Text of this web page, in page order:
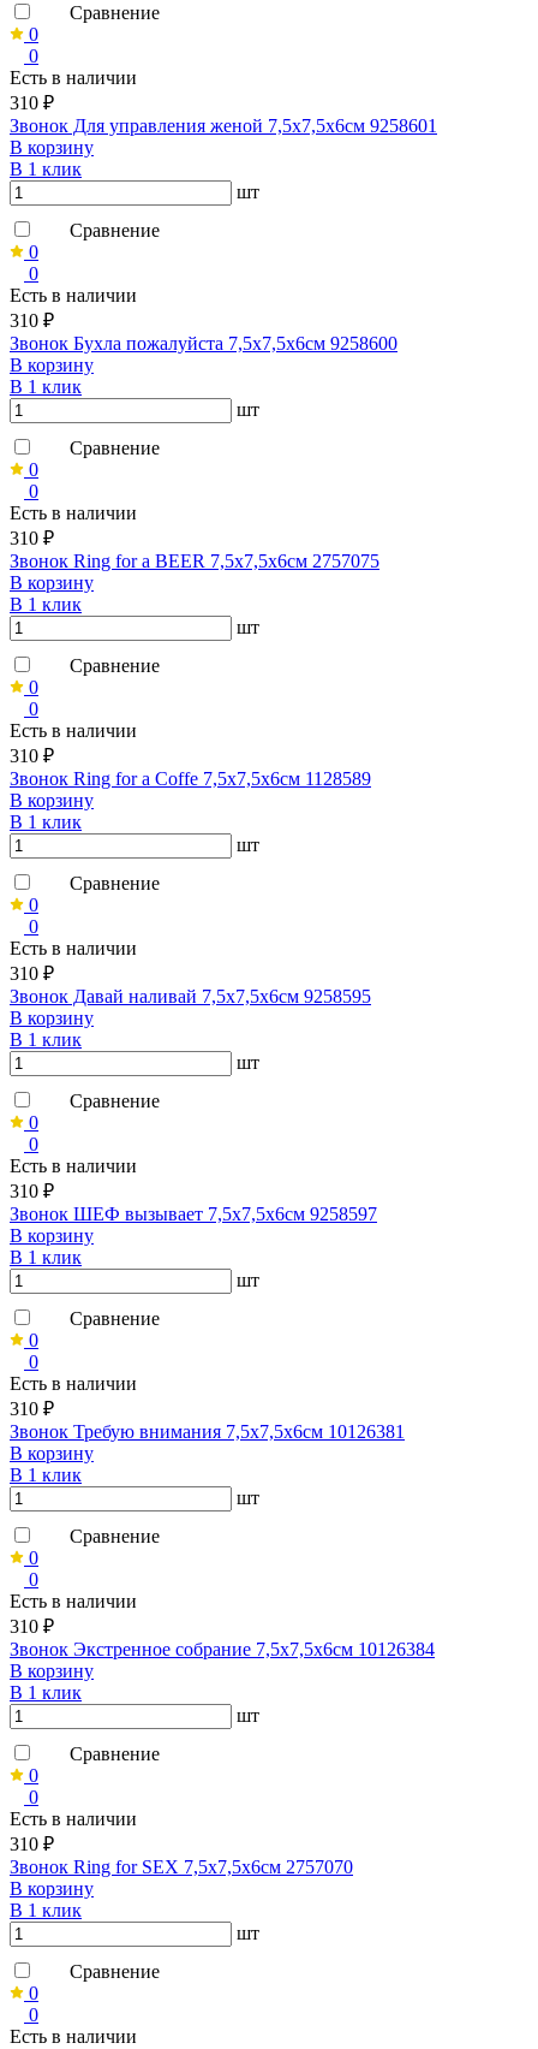
Сравнение
0
0
Есть в наличии
310 ₽
Звонок Для управления женой 7,5х7,5х6см 9258601
В корзину
В 1 клик
шт
Сравнение
0
0
Есть в наличии
310 ₽
Звонок Бухла пожалуйста 7,5х7,5х6см 9258600
В корзину
В 1 клик
шт
Сравнение
0
0
Есть в наличии
310 ₽
Звонок Ring for a BEER 7,5х7,5х6см 2757075
В корзину
В 1 клик
шт
Сравнение
0
0
Есть в наличии
310 ₽
Звонок Ring for a Coffe 7,5х7,5х6см 1128589
В корзину
В 1 клик
шт
Сравнение
0
0
Есть в наличии
310 ₽
Звонок Давай наливай 7,5х7,5х6см 9258595
В корзину
В 1 клик
шт
Сравнение
0
0
Есть в наличии
310 ₽
Звонок ШЕФ вызывает 7,5х7,5х6см 9258597
В корзину
В 1 клик
шт
Сравнение
0
0
Есть в наличии
310 ₽
Звонок Требую внимания 7,5х7,5х6см 10126381
В корзину
В 1 клик
шт
Сравнение
0
0
Есть в наличии
310 ₽
Звонок Экстренное собрание 7,5х7,5х6см 10126384
В корзину
В 1 клик
шт
Сравнение
0
0
Есть в наличии
310 ₽
Звонок Ring for SEX 7,5х7,5х6см 2757070
В корзину
В 1 клик
шт
Сравнение
0
0
Есть в наличии